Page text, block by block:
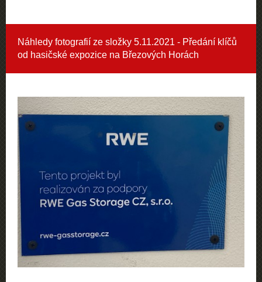
Náhledy fotografií ze složky 5.11.2021 - Předání klíčů
od hasičské expozice na Březových Horách